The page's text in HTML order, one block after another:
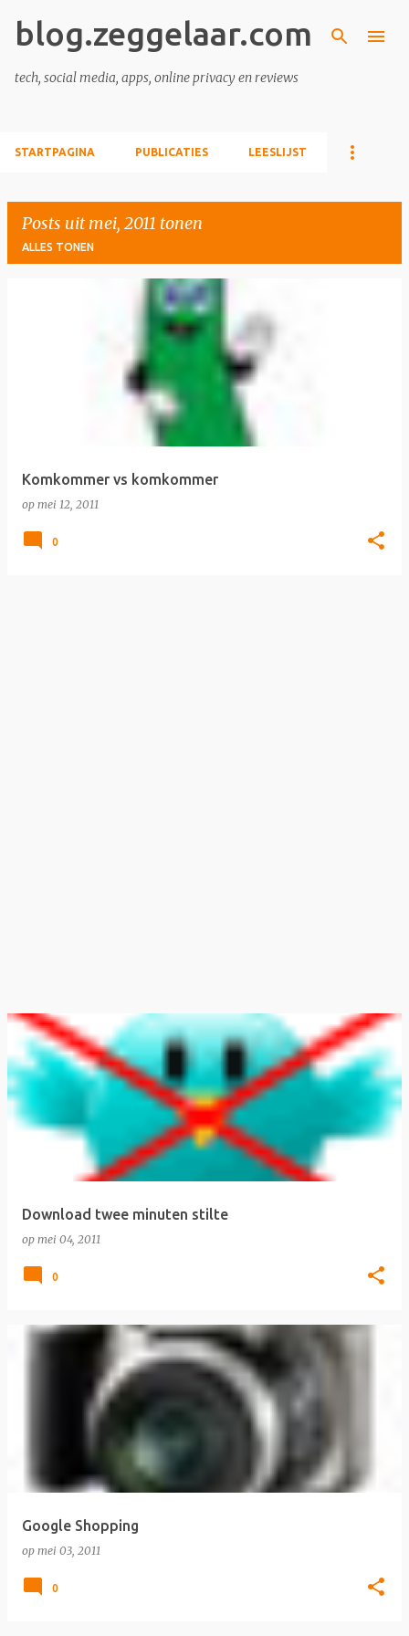
Doorgaan naar hoofdcontent
blog.zeggelaar.com
tech, social media, apps, online privacy en reviews
STARTPAGINA PUBLICATIES LEESLIJST
Posts uit mei, 2011 tonen
ALLES TONEN
Komkommer vs komkommer
op mei 12, 2011
0
Download twee minuten stilte
op mei 04, 2011
0
Google Shopping
op mei 03, 2011
0